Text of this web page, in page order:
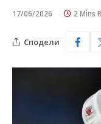
17/06/2026 2 Mins
Сподели